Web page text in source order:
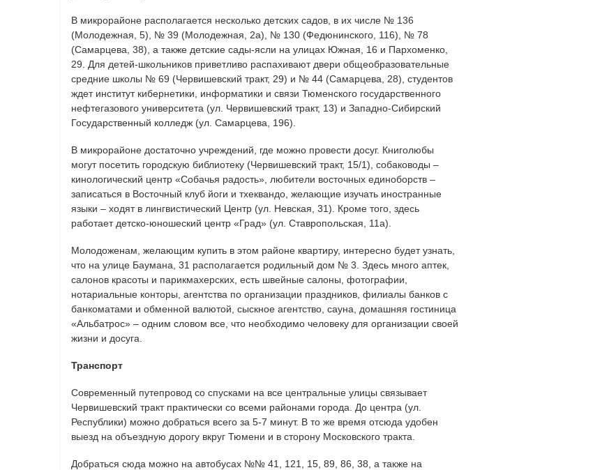
В микрорайоне располагается несколько детских садов, в их числе № 136
(Молодежная, 5), № 39 (Молодежная, 2а), № 130 (Федюнинского, 116), № 78
(Самарцева, 38), а также детские сады-ясли на улицах Южная, 16 и Пархоменко,
29. Для детей-школьников приветливо распахивают двери общеобразовательные
средние школы № 69 (Червишевский тракт, 29) и № 44 (Самарцева, 28), студентов
ждет институт кибернетики, информатики и связи Тюменского государственного
нефтегазового университета (ул. Червишевский тракт, 13) и Западно-Сибирский
Государственный колледж (ул. Самарцева, 196).
В микрорайоне достаточно учреждений, где можно провести досуг. Книголюбы
могут посетить городскую библиотеку (Червишевский тракт, 15/1), собаководы –
кинологический центр «Собачья радость», любители восточных единоборств –
записаться в Восточный клуб йоги и тхеквандо, желающие изучать иностранные
языки – ходят в лингвистический Центр (ул. Невская, 31). Кроме того, здесь
работает детско-юношеский центр «Град» (ул. Ставропольская, 11а).
Молодоженам, желающим купить в этом районе квартиру, интересно будет узнать,
что на улице Баумана, 31 располагается родильный дом № 3. Здесь много аптек,
салонов красоты и парикмахерских, есть швейные салоны, фотографии,
нотариальные конторы, агентства по организации праздников, филиалы банков с
банкоматами и обменной валютой, сыскное агентство, сауна, домашняя гостиница
«Альбатрос» – одним словом все, что необходимо человеку для организации своей
жизни и досуга.
Транспорт
Современный путепровод со спусками на все центральные улицы связывает
Червишевский тракт практически со всеми районами города. До центра (ул.
Республики) можно добраться всего за 5-7 минут. В то же время отсюда удобен
выезд на объездную дорогу вкруг Тюмени и в сторону Московского тракта.
Добраться сюда можно на автобусах №№ 41, 121, 15, 89, 86, 38, а также на